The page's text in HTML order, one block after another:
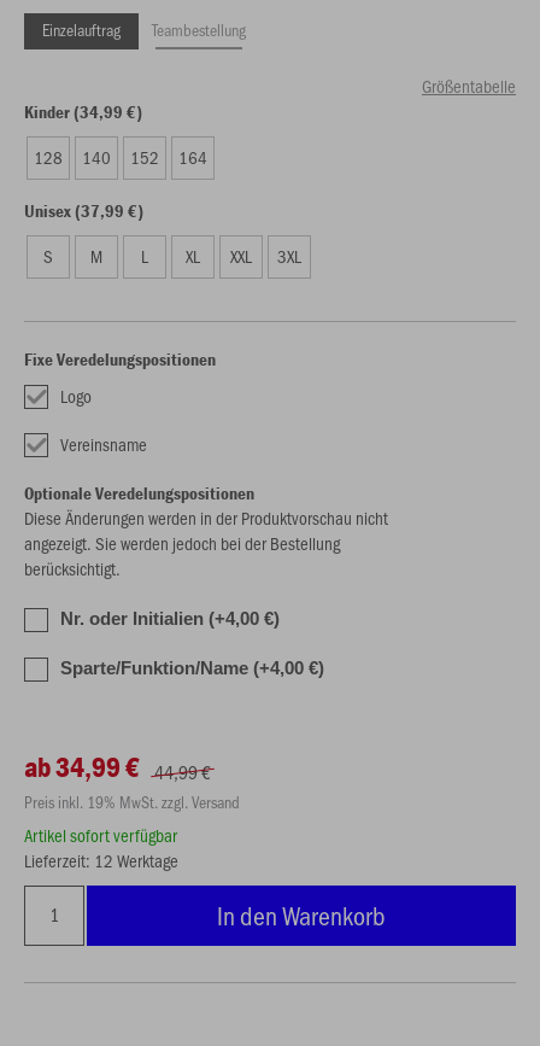
Einzelauftrag Teambestellung
Größentabelle
Kinder (34,99 €)
128 140 152 164
Unisex (37,99 €)
S M L XL XXL 3XL
Fixe Veredelungspositionen
Logo
Vereinsname
Optionale Veredelungspositionen
Diese Änderungen werden in der Produktvorschau nicht
angezeigt. Sie werden jedoch bei der Bestellung
berücksichtigt.
Nr. oder Initialien (+4,00 €)
Sparte/Funktion/Name (+4,00 €)
ab 34,99 € 44,99 €
Preis inkl. 19% MwSt. zzgl. Versand
Artikel sofort verfügbar
Lieferzeit: 12 Werktage
In den Warenkorb